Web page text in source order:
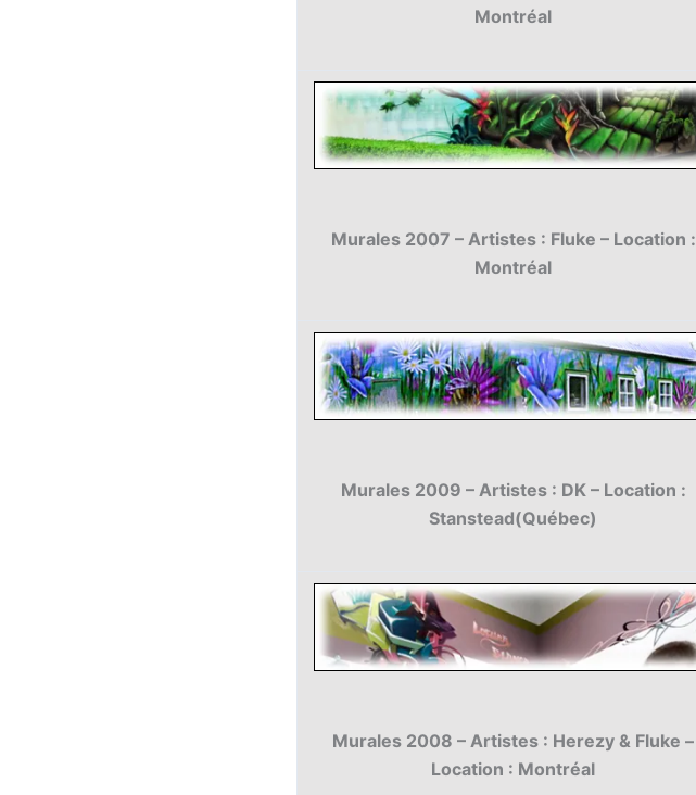
Montréal
Murales 2007 – Artistes : Fluke – Location :
Montréal
Murales 2009 – Artistes : DK – Location :
Stanstead(Québec)
Murales 2008 – Artistes : Herezy & Fluke –
Location : Montréal